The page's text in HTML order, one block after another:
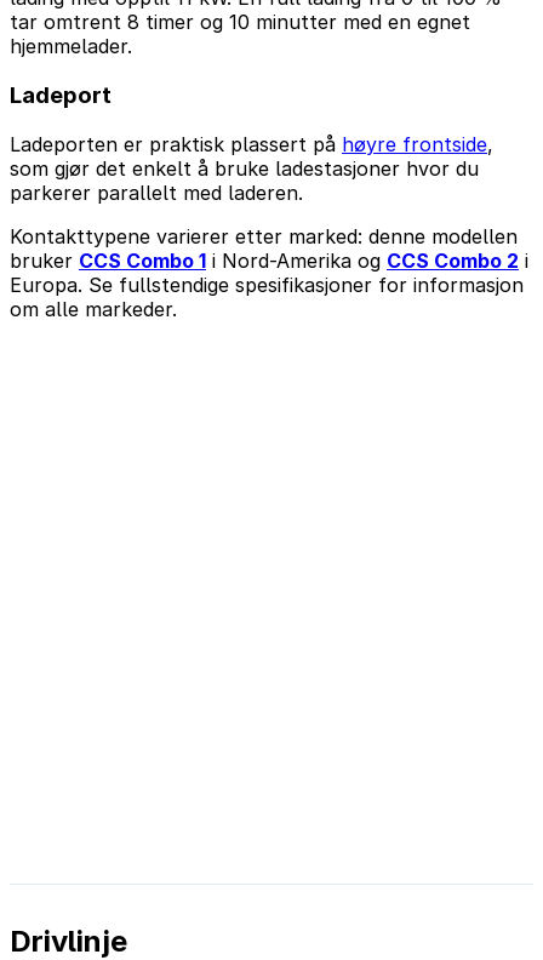
tar omtrent 8 timer og 10 minutter med en egnet
hjemmelader.
Ladeport
Ladeporten er praktisk plassert på høyre frontside,
som gjør det enkelt å bruke ladestasjoner hvor du
parkerer parallelt med laderen.
Kontakttypene varierer etter marked: denne modellen
bruker CCS Combo 1 i Nord-Amerika og CCS Combo 2 i
Europa. Se fullstendige spesifikasjoner for informasjon
om alle markeder.
Drivlinje